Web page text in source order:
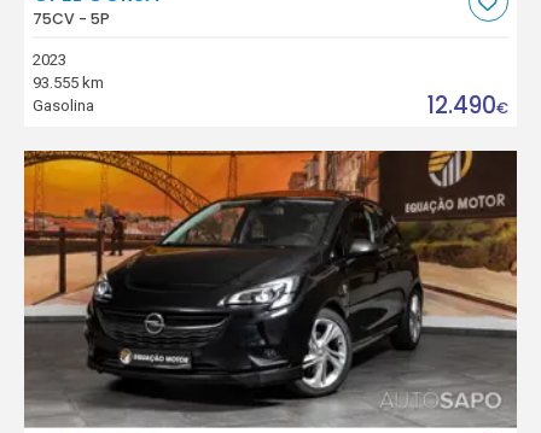
75CV - 5P
2023
93.555 km
Gasolina
12.490€